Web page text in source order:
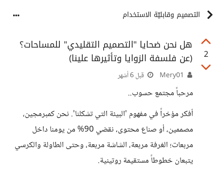
التصميم وقابليّة الاستخدام
2
هل نحن ضحايا "التصميم التقليدي" للمساحات؟
(عن فلسفة الزوايا وتأثيرها علينا)
قبل 6 أشهر
مرحباً مجتمع حسوب..
أفكر مؤخراً في مفهوم 'البيئة التي تشكلنا'. نحن كمبرمجين،
مصممين، أو صناع محتوى، نقضي 90% من يومنا داخل
مربعات؛ الغرفة مربعة، الشاشة مربعة، وحتى الطاولة والكرسي
يتبعان خطوطاً مستقيمة روتينية.